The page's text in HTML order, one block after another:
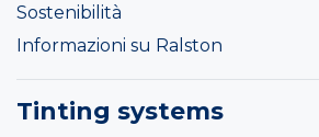
Sostenibilità
Informazioni su Ralston
Tinting systems